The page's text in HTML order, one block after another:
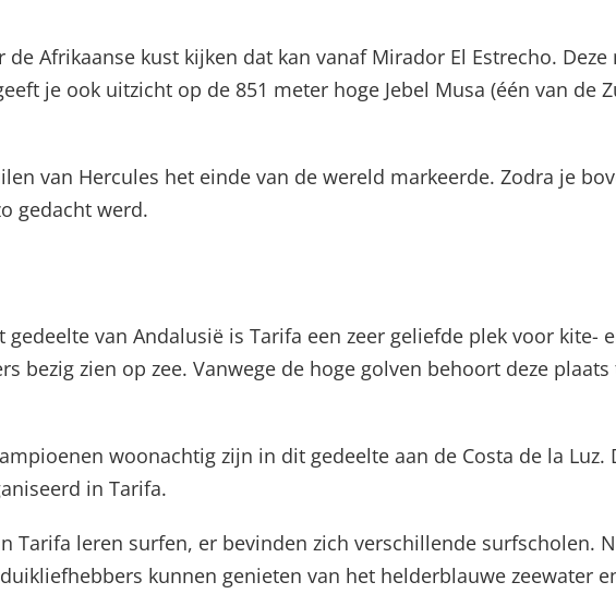
Afrikaanse kust kijken dat kan vanaf Mirador El Estrecho.
je ook uitzicht op de 851 meter hoge Jebel Musa (één van de
van Hercules het einde van de wereld markeerde. Zodra je
gedacht werd.
van Andalusië is Tarifa een zeer geliefde plek voor kite-
bezig zien op zee. Vanwege de hoge golven behoort deze
woonachtig zijn in dit gedeelte aan de Costa de la Luz.
in Tarifa.
Tarifa leren surfen, er bevinden zich verschillende surfscholen.
kunnen genieten van het helderblauwe zeewater